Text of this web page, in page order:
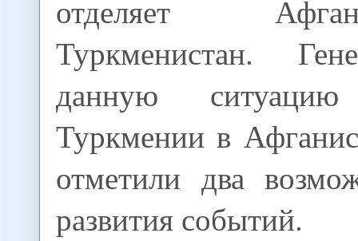
отделяет
Туркменистан.
данную
Туркмении в
отметили два
развития событий.